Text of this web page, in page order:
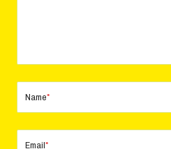
Name*
Email*